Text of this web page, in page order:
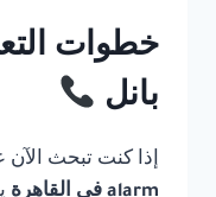
خطوات
بانل
إذا كنت تبحث الآن
alarm في القاهرة